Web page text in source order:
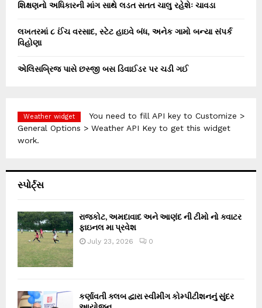
શિક્ષણનો અધિકારની માંગ સાથે લડત સતત ચાલુ રહેશેઃ ચાવડા
લખતરમાં ૮ ઈંચ વરસાદ, સ્ટેટ હાઇવે બંધ, અનેક ગામો બન્યા સંપર્ક
વિહોણા
એલિસબ્રિજ પાસે છસ્જી બસ ડિવાઈડર પર ચડી ગઈ
Weather widget
You need to fill API key to Customize >
General Options > Weather API Key to get this widget
work.
સ્પોર્ટ્સ
રાજકોટ, અમદાવાદ અને આણંદ ની ટીમો નો ક્વાટર
ફાઇનલ મા પ્રવેશ
July 23, 2026 0
કર્ણાવતી ક્લબ દ્વારા સ્વીમીંગ કોમ્પીટીશનનું સુંદર